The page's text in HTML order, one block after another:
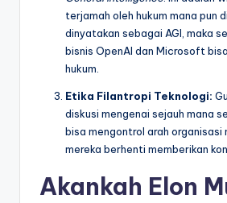
terjamah oleh hukum mana pun
dinyatakan sebagai AGI, maka
bisnis OpenAI dan Microsoft
hukum.
Etika Filantropi Teknologi:
diskusi mengenai sejauh mana
bisa mengontrol arah organisasi
mereka berhenti memberikan
Akankah Elon